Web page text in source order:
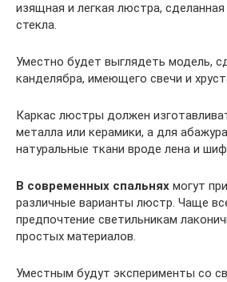
изящная и легкая люстра,
стекла.
Уместно будет выглядеть модель,
канделябра, имеющего свечи и
Каркас люстры должен
металла или керамики, а для
натуральные ткани вроде лена и
В современных спальнях могут
различные варианты люстр. Чаще
предпочтение светильникам
простых материалов.
Уместным будут эксперименты со